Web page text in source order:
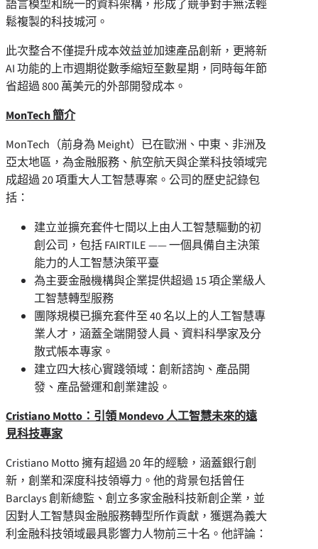
語言模型和統一的資料架構，形成了競爭對手無法輕
鬆複製的科技城河。
此次整合不僅提升成本效益並加速產品創新，更將新
AI 功能的上市週期從數季縮短至數星期，同時每年節
省超過 800 萬美元的外部開發成本。
MonTech 簡介
MonTech（前身為 Meight）已在歐洲、中東、非洲及
亞太地區，為金融服務、航空航天與企業科技領域完
成超過 20 項重大人工智慧專案。公司的歷史記錄包
括：
建立並擴充套件七間以上由人工智慧驅動的初
創公司，包括 FAIRTILE —— 一個具備自主決策
能力的人工智慧決策平臺
為主要金融機構與企業提供超過 15 項企業級人
工智慧轉型服務
團隊規模已擴充套件至 40 名以上的人工智慧專
業人才，涵蓋全端開發人員、資料科學家及分
散式帳本專家。
建立四大核心實踐領域：創新諮詢、產品開
發、產品營運和創業建設。
Cristiano Motto：引領 Mondevo 人工智慧未來的遠
見科技專家
Cristiano Motto擁有超過 20 年的經驗，涵蓋銀行創
新，創業和深度科技領導力。他的背景包括曾任
Barclays 創新總監、創立多家金融科技新創企業，並
因對人工智慧與金融服務轉型所作貢獻，獲選為義大
利金融科技領域最具影響力人物前三十名。他評論：